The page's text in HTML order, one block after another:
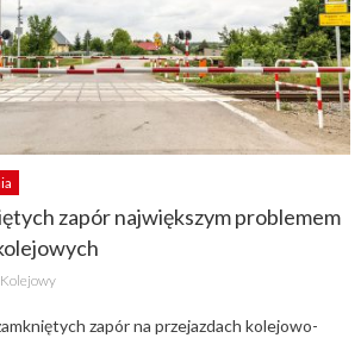
zapór największym problemem
zapór na przejazdach kolejowo-